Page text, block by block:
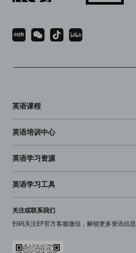
英语课程
英语培训中心
英语学习资源
英语学习工具
关注或联系我们
扫码关注EF官方客服微信，解锁更多资讯信息